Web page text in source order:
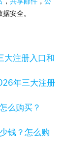
安全。
年三大注册
钱？怎么购